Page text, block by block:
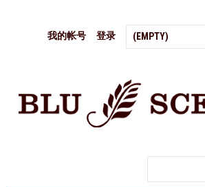
(EMPTY)
我的帐号 登录